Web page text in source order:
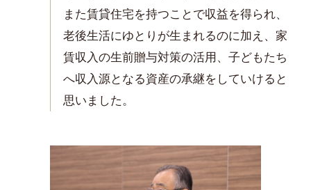
また賃貸住宅を持つことで収益を得られ、
老後生活にゆとりが生まれるのに加え、家
賃収入の生前贈与対策の活用、子どもたち
へ収入源となる資産の承継をしていけると
思いました。